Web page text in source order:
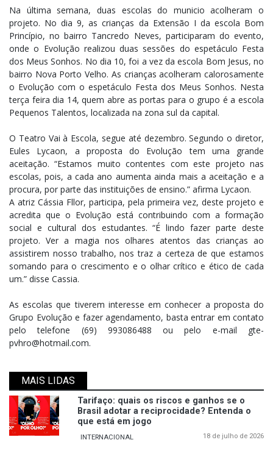
Na última semana, duas escolas do municio acolheram o
projeto. No dia 9, as crianças da Extensão I da escola Bom
Princípio, no bairro Tancredo Neves, participaram do evento,
onde o Evolução realizou duas sessões do espetáculo Festa
dos Meus Sonhos. No dia 10, foi a vez da escola Bom Jesus, no
bairro Nova Porto Velho. As crianças acolheram calorosamente
o Evolução com o espetáculo Festa dos Meus Sonhos. Nesta
terça feira dia 14, quem abre as portas para o grupo é a escola
Pequenos Talentos, localizada na zona sul da capital.
O Teatro Vai à Escola, segue até dezembro. Segundo o diretor,
Eules Lycaon, a proposta do Evolução tem uma grande
aceitação. “Estamos muito contentes com este projeto nas
escolas, pois, a cada ano aumenta ainda mais a aceitação e a
procura, por parte das instituições de ensino.” afirma Lycaon.
A atriz Cássia Fllor, participa, pela primeira vez, deste projeto e
acredita que o Evolução está contribuindo com a formação
social e cultural dos estudantes. “É lindo fazer parte deste
projeto. Ver a magia nos olhares atentos das crianças ao
assistirem nosso trabalho, nos traz a certeza de que estamos
somando para o crescimento e o olhar crítico e ético de cada
um.” disse Cassia.
As escolas que tiverem interesse em conhecer a proposta do
Grupo Evolução e fazer agendamento, basta entrar em contato
pelo telefone (69) 993086488 ou pelo e-mail gte-
pvhro@hotmail.com.
MAIS LIDAS
Tarifaço: quais os riscos e ganhos se o
Brasil adotar a reciprocidade? Entenda o
que está em jogo
INTERNACIONAL 18 de julho de 2026